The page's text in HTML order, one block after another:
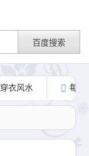
穿衣风水 每日